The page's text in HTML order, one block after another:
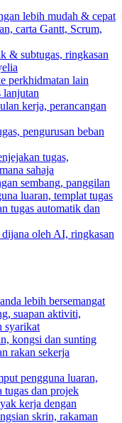
lebih mudah & cepat
carta Gantt, Scrum,
& subtugas, ringkasan
perkhidmatan lain
lanjutan
kerja, perancangan
pengurusan beban
tugas,
sahaja
sembang, panggilan
luaran, templat tugas
tugas automatik dan
oleh AI, ringkasan
lebih bersemangat
suapan aktiviti,
syarikat
kongsi dan sunting
rakan sekerja
pengguna luaran,
tugas dan projek
kerja dengan
skrin, rakaman